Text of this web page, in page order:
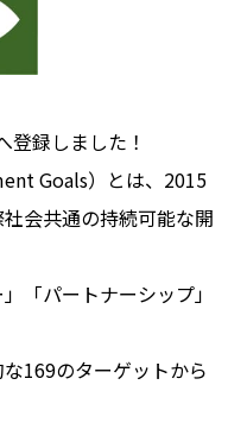
登録しました！
Goals）とは、2015
会共通の持続可能な開
「パートナーシップ」
169のターゲットから